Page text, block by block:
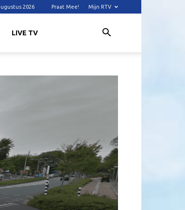
2026 Praat Mee! Mijn RTV
LIVE TV